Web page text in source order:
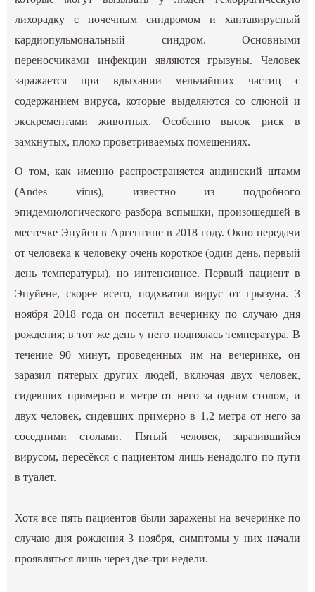
лихорадку с почечным синдромом и хантавирусный
кардиопульмональный синдром. Основными
переносчиками инфекции являются грызуны. Человек
заражается при вдыхании мельчайших частиц с
содержанием вируса, которые выделяются со слюной и
экскрементами животных. Особенно высок риск в
замкнутых, плохо проветриваемых помещениях.
О том, как именно распространяется андинский штамм
(Andes virus), известно из подробного
эпидемиологического разбора вспышки, произошедшей в
местечке Эпуйен в Аргентине в 2018 году. Окно передачи
от человека к человеку очень короткое (один день, первый
день температуры), но интенсивное. Первый пациент в
Эпуйене, скорее всего, подхватил вирус от грызуна. 3
ноября 2018 года он посетил вечеринку по случаю дня
рождения; в тот же день у него поднялась температура. В
течение 90 минут, проведенных им на вечеринке, он
заразил пятерых других людей, включая двух человек,
сидевших примерно в метре от него за одним столом, и
двух человек, сидевших примерно в 1,2 метра от него за
соседними столами. Пятый человек, заразившийся
вирусом, пересёкся с пациентом лишь ненадолго по пути
в туалет.
Хотя все пять пациентов были заражены на вечеринке по
случаю дня рождения 3 ноября, симптомы у них начали
проявляться лишь через две-три недели.